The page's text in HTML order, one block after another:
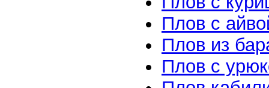
Плов с
Плов из
Плов с